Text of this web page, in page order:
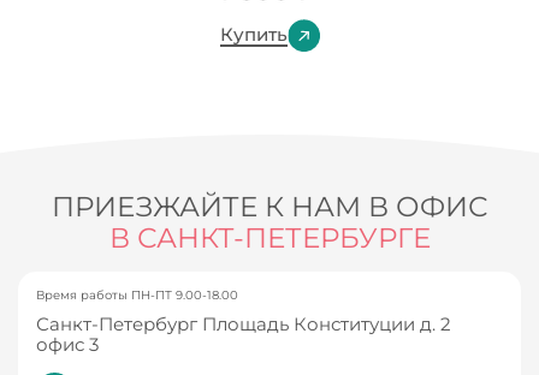
Купить
ПРИЕЗЖАЙТЕ К НАМ В ОФИС
В САНКТ-ПЕТЕРБУРГЕ
Время работы ПН-ПТ 9.00-18.00
Санкт-Петербург Площадь Конституции д. 2
офис 3